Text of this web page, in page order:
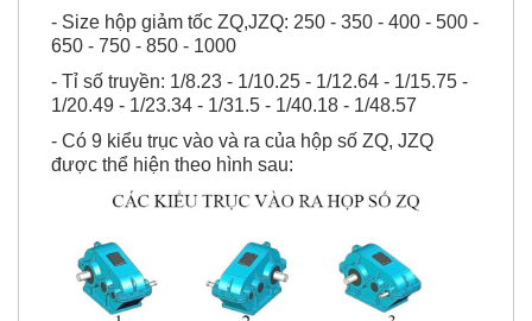
- Size hộp giảm tốc ZQ,JZQ: 250 - 350 - 400 - 500 -
650 - 750 - 850 - 1000
- Tỉ số truyền: 1/8.23 - 1/10.25 - 1/12.64 - 1/15.75 -
1/20.49 - 1/23.34 - 1/31.5 - 1/40.18 - 1/48.57
- Có 9 kiểu trục vào và ra của hộp số ZQ, JZQ
được thể hiện theo hình sau: